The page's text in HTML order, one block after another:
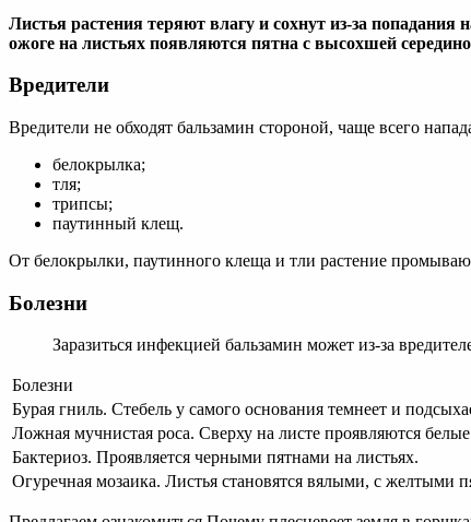
Листья растения теряют влагу и сохнут из-за
ожоге на листьях появляются пятна с высохшей
Вредители
Вредители не обходят бальзамин стороной, чаще всего
белокрылка;
тля;
трипсы;
паутинный клещ.
От белокрылки, паутинного клеща и тли растение
Болезни
Заразиться инфекцией бальзамин может из-за
Болезни
Бурая гниль. Стебель у самого основания темнеет и
Ложная мучнистая роса. Сверху на листе проявляются
Бактериоз. Проявляется черными пятнами на листьях.
Огуречная мозаика. Листья становятся вялыми, с желтыми